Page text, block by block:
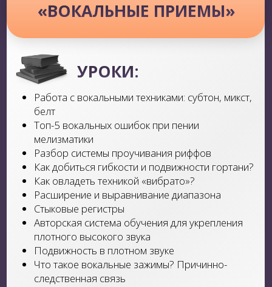
Начнешь чувствовать себя свободнее
на сцене, научишься овладевать
попасть на лучшие кастинги страны
«СТИЛЬ И ПРОДВИЖЕНИЕ»
УРОКИ:
Что такое стиль? Как следить за тенденциями в
моде?
Основные стили одежды и их сочетания
(Классический, деловой, кэжуал, богемный,
городской шик, оверсайз, гранж, готический,
минимализм, спортивный)
Главные ошибки стиля
Сценический макияж
Продюсирование и продвижение себя как
артиста